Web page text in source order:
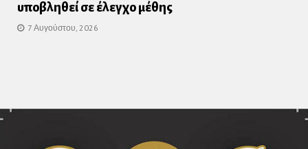
υποβληθεί σε έλεγχο μέθης
7 Αυγούστου, 2026